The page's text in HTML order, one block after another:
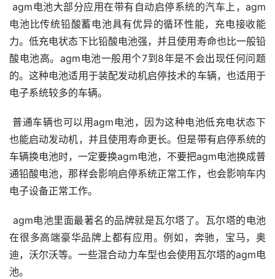
agm电池大部分应用在带有自动启停系统的汽车上，agm
电池比传统铅酸蓄电池具有优异的循环性能，充电接收能
力。低充电状态下比铅酸电池强，并且使用寿命也比一般铅
酸电池高。agm电池一般用个7到8年是不会出现任何问题
的。这种电池适用于装配发动机启停技术的车辆，也适用于
电子系统较多的车辆。
普通车辆也可以用agm电池，因为这种电池低充电状态下
也能启动发动机，并且使用寿命更长。但是带有启停系统的
车辆换电池时，一定要换agm电池，不要把agm电池换成普
通铅酸电池，那样会影响启停系统正常工作，也会影响车内
电子设备正常工作。
在很多高端豪华品牌上都有应用。例如，奔驰，宝马，奥
迪，沃尔沃等。一些混合动力车型也会使用瓦尔塔的agm电
池。